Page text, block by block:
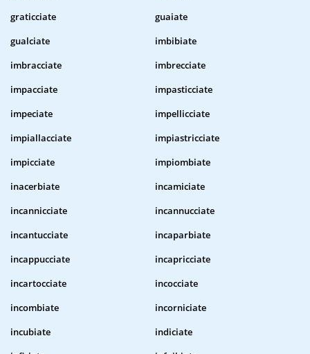
graticciate
guaiate
gualciate
imbibiate
imbracciate
imbrecciate
impacciate
impasticciate
impeciate
impellicciate
impiallacciate
impiastricciate
impicciate
impiombiate
inacerbiate
incamiciate
incannicciate
incannucciate
incantucciate
incaparbiate
incappucciate
incapricciate
incartocciate
incocciate
incombiate
incorniciate
incubiate
indiciate